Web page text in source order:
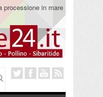
processione in mare
la reliquia